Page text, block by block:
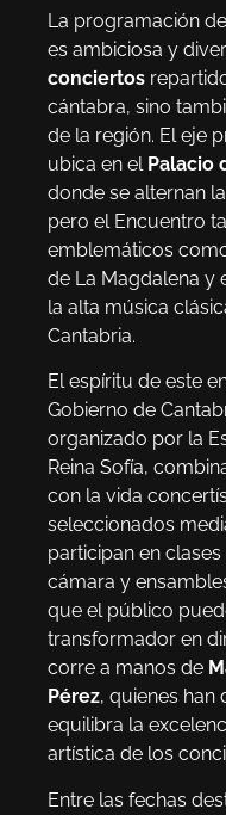
La programación
es ambiciosa y
conciertos
cántabra, sino
de la región. El eje
ubica en el Palacio
donde se alternan
pero el Encuentro
emblemáticos
de La Magdalena y
la alta música
Cantabria.
El espíritu de este
Gobierno de
organizado por la
Reina Sofía,
con la vida
seleccionados
participan en
cámara y
que el público
transformador en
corre a manos de
Pérez, quienes
equilibra la
artística de los
Entre las fechas